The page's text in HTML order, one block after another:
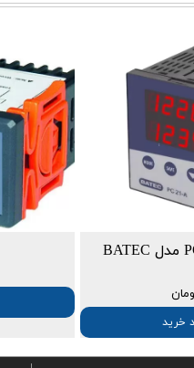
ترموستات باتک PC21 مدل BATEC
خرید